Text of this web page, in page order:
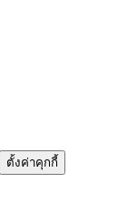
ตั้งค่าคุกกี้